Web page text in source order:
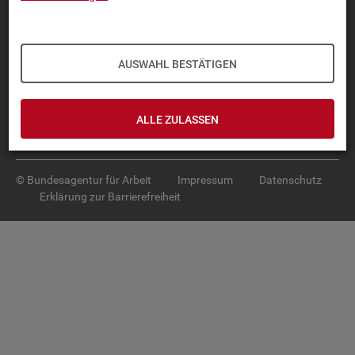
AUSWAHL BESTÄTIGEN
ALLE ZULASSEN
TOP-PRO­DUK­TE
SER­VICE
© Bundesagentur für Arbeit Impressum
Datenschutz
Erklärung zur Barrierefreiheit